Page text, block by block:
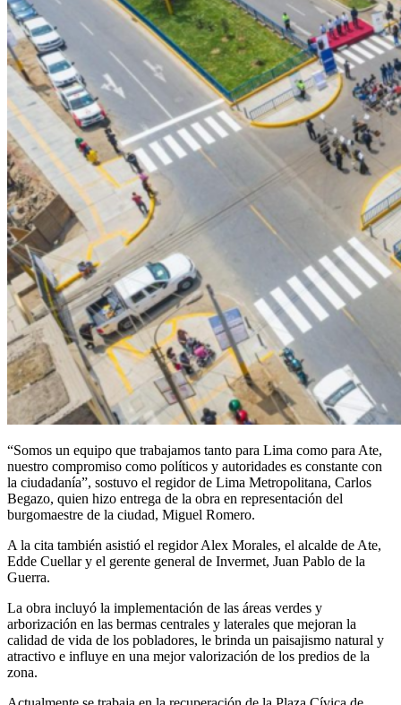
“Somos un equipo que trabajamos tanto para Lima como para Ate,
nuestro compromiso como políticos y autoridades es constante con
la ciudadanía”, sostuvo el regidor de Lima Metropolitana, Carlos
Begazo, quien hizo entrega de la obra en representación del
burgomaestre de la ciudad, Miguel Romero.
A la cita también asistió el regidor Alex Morales, el alcalde de Ate,
Edde Cuellar y el gerente general de Invermet, Juan Pablo de la
Guerra.
La obra incluyó la implementación de las áreas verdes y
arborización en las bermas centrales y laterales que mejoran la
calidad de vida de los pobladores, le brinda un paisajismo natural y
atractivo e influye en una mejor valorización de los predios de la
zona.